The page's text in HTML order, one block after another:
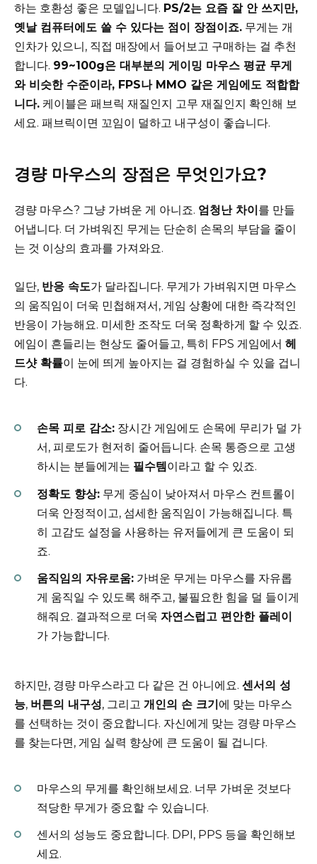
하는 호환성 좋은 모델입니다. PS/2는 요즘 잘 안 쓰지만,
옛날 컴퓨터에도 쓸 수 있다는 점이 장점이죠. 무게는 개
인차가 있으니, 직접 매장에서 들어보고 구매하는 걸 추천
합니다. 99~100g은 대부분의 게이밍 마우스 평균 무게
와 비슷한 수준이라, FPS나 MMO 같은 게임에도 적합합
니다. 케이블은 패브릭 재질인지 고무 재질인지 확인해 보
세요. 패브릭이면 꼬임이 덜하고 내구성이 좋습니다.
경량 마우스의 장점은 무엇인가요?
경량 마우스? 그냥 가벼운 게 아니죠. 엄청난 차이를 만들
어냅니다. 더 가벼워진 무게는 단순히 손목의 부담을 줄이
는 것 이상의 효과를 가져와요.
일단, 반응 속도가 달라집니다. 무게가 가벼워지면 마우스
의 움직임이 더욱 민첩해져서, 게임 상황에 대한 즉각적인
반응이 가능해요. 미세한 조작도 더욱 정확하게 할 수 있죠.
에임이 흔들리는 현상도 줄어들고, 특히 FPS 게임에서 헤
드샷 확률이 눈에 띄게 높아지는 걸 경험하실 수 있을 겁니
다.
손목 피로 감소: 장시간 게임에도 손목에 무리가 덜 가
서, 피로도가 현저히 줄어듭니다. 손목 통증으로 고생
하시는 분들에게는 필수템 이라고 할 수 있죠.
정확도 향상: 무게 중심이 낮아져서 마우스 컨트롤이
더욱 안정적이고, 섬세한 움직임이 가능해집니다. 특
히 고감도 설정을 사용하는 유저들에게 큰 도움이 되
죠.
움직임의 자유로움: 가벼운 무게는 마우스를 자유롭
게 움직일 수 있도록 해주고, 불필요한 힘을 덜 들이게
해줘요. 결과적으로 더욱 자연스럽고 편안한 플레이
가 가능합니다.
하지만, 경량 마우스라고 다 같은 건 아니에요. 센서의 성
능, 버튼의 내구성, 그리고 개인의 손 크기에 맞는 마우스
를 선택하는 것이 중요합니다. 자신에게 맞는 경량 마우스
를 찾는다면, 게임 실력 향상에 큰 도움이 될 겁니다.
마우스의 무게를 확인해보세요. 너무 가벼운 것보다
적당한 무게가 중요할 수 있습니다.
센서의 성능도 중요합니다. DPI, PPS 등을 확인해보
세요.